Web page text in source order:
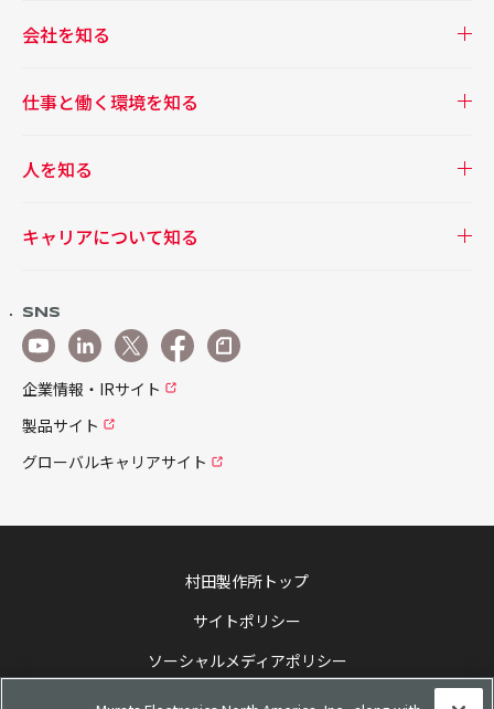
会社を知る
仕事と働く環境を知る
人を知る
キャリアについて知る
SNS
企業情報・IRサイト
製品サイト
グローバルキャリアサイト
村田製作所トップ
サイトポリシー
ソーシャルメディアポリシー
個人情報保護方針